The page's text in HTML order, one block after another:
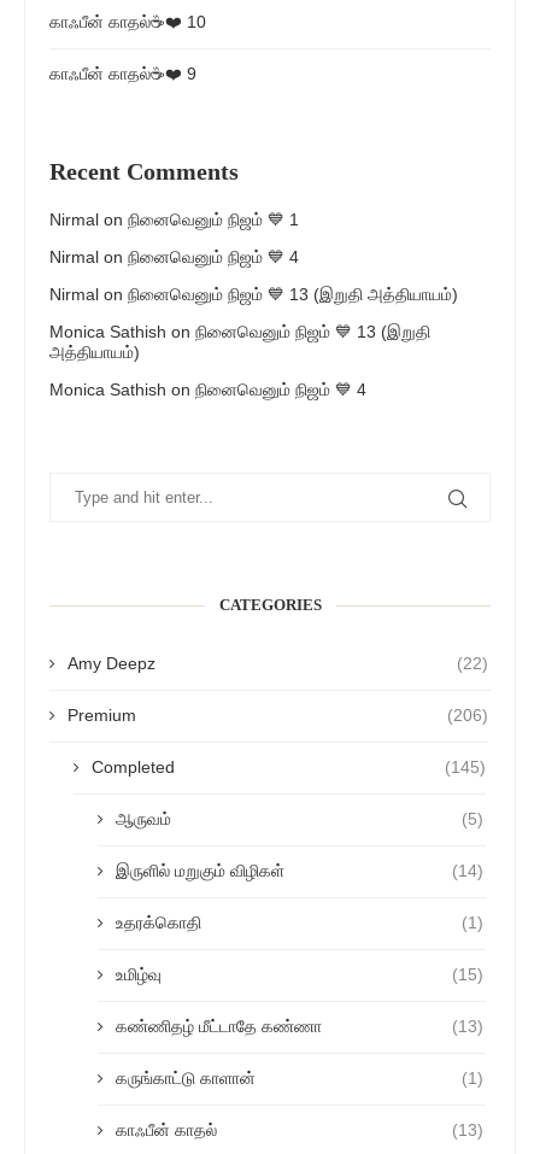
காஃபீன் காதல்☕❤️ 10
காஃபீன் காதல்☕❤️ 9
Recent Comments
Nirmal on நினைவெனும் நிஜம் 💙 1
Nirmal on நினைவெனும் நிஜம் 💙 4
Nirmal on நினைவெனும் நிஜம் 💙 13 (இறுதி அத்தியாயம்)
Monica Sathish on நினைவெனும் நிஜம் 💙 13 (இறுதி
அத்தியாயம்)
Monica Sathish on நினைவெனும் நிஜம் 💙 4
CATEGORIES
Amy Deepz (22)
Premium (206)
Completed (145)
ஆருவம் (5)
இருளில் மறுகும் விழிகள் (14)
உதரக்கொதி (1)
உமிழ்வு (15)
கண்ணிதழ் மீட்டாதே கண்ணா (13)
கருங்காட்டு காளான் (1)
காஃபீன் காதல் (13)